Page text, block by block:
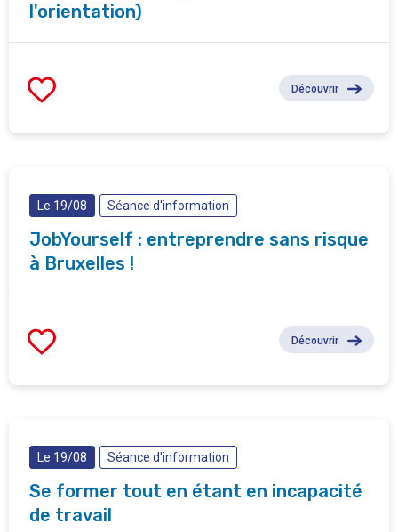
l'orientation)
Découvrir
Le 19/08 Séance d'information
JobYourself : entreprendre sans risque
à Bruxelles !
Découvrir
Le 19/08 Séance d'information
Se former tout en étant en incapacité
de travail